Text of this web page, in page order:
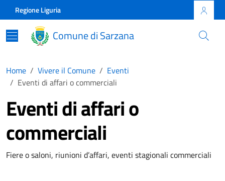
Skip to main content
Comune di Sarzana
Regione Liguria
Comune di Sarzana
Home Vivere il Comune
Eventi
Eventi di affari o commerciali
Eventi di affari o
commerciali
Fiere o saloni, riunioni d’affari, eventi stagionali commerciali